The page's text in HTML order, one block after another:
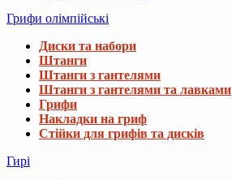
Грифи олімпійські
Диски та набори
Штанги
Штанги з гантелями
Штанги з гантелями та лавками
Грифи
Накладки на гриф
Стійки для грифів та дисків
Гирі